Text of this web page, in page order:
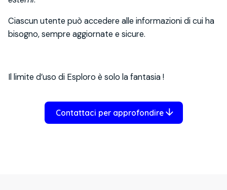
Ciascun utente può accedere alle informazioni di cui ha
bisogno, sempre aggiornate e sicure.
Il limite d’uso di Esploro è solo la fantasia !
Contattaci per approfondire